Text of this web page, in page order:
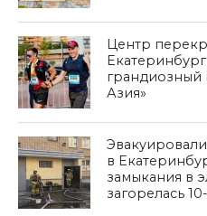
Центр
грандиозный
Азия»
в
замыкания в
загорелась